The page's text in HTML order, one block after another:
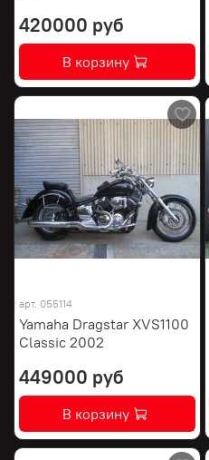
420000 руб
В корзину
арт. 055114
Yamaha Dragstar XVS1100
Classic 2002
449000 руб
В корзину